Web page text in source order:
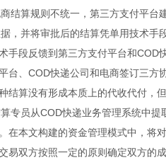
结算规则不统一，第三方支付平台
，并将审批后的结算凭单用技术
段反馈到第三方支付平台和COD
、COD快递公司和电商签订三方
算没有形成本质上的代收代付，
专员从COD快递业务管理系统中
本文构建的资金管理模式中，将
双方按照一定的原则确定双方的